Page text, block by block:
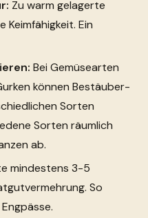
Zu warm gelagerte
Keimfähigkeit. Ein
Bei Gemüsearten
können Bestäuber-
Sorten
Sorten räumlich
ab.
mindestens 3-5
So